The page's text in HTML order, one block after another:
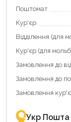
Поштомат
Кур'єр
Відділення (для
Кур'єр (для
Замовлення до
Замовлення до
Замовлення
Укр Пошта